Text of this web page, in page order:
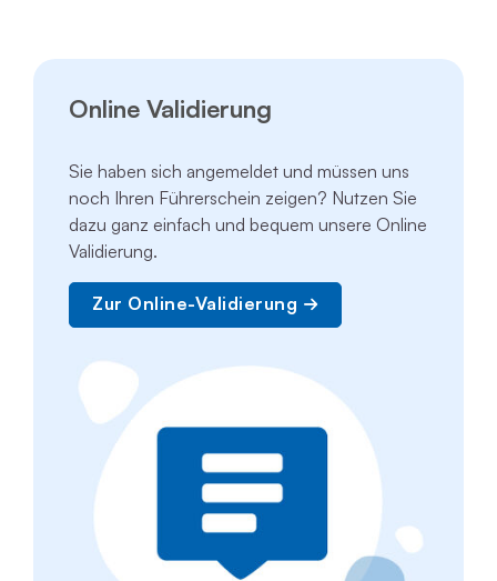
Online Validierung
Sie haben sich angemeldet und müssen uns
noch Ihren Führerschein zeigen? Nutzen Sie
dazu ganz einfach und bequem unsere Online
Validierung.
Zur Online-Validierung